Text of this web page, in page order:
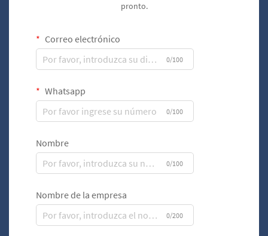
pronto.
Correo electrónico
0/100
Whatsapp
0/100
Nombre
0/100
Nombre de la empresa
0/200